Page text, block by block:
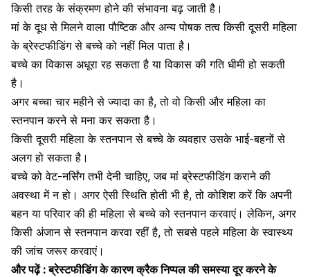
किसी तरह के संक्रमण होने की संभावना बढ़ जाती है।
मां केदूध से मिलने वाला पौष्टिकऔर अन्य पोषक तत्व किसी दूसरी महिला
के ब्रेस्टफीडिंग से बच्चे को नहीं मिल पाता है।
बच्चे का विकास अधूरा रह सकता है या विकास की गति धीमी हो सकती
है।
अगर बच्चा चार महीने से ज्यादा का है, तो वो किसी और महिला का
स्तनपान करने से मना कर सकता है।
किसी दूसरी महिला के स्तनपान सेबच्चे के व्यवहारउसके भाई-बहनों से
अलग हो सकता है।
बच्चे को वेट-नर्सिंग तभी देनी चाहिए, जब मां ब्रेस्टफीडिंग कराने की
अवस्था में न हो। अगर ऐसी स्थिति होती भी है, तो कोशिश करें कि अपनी
बहन या परिवार की ही महिला से बच्चे कोस्तनपान करवाएं। लेकिन, अगर
किसी अंजान से स्तनपान करवा रहीं है, तो सबसे पहले महिला के स्वास्थ्य
की जांच जरूर करवाएं।
और पढ़ें : ब्रेस्टफीडिंग के कारण क्रैक निप्पल की समस्या दूर करने के